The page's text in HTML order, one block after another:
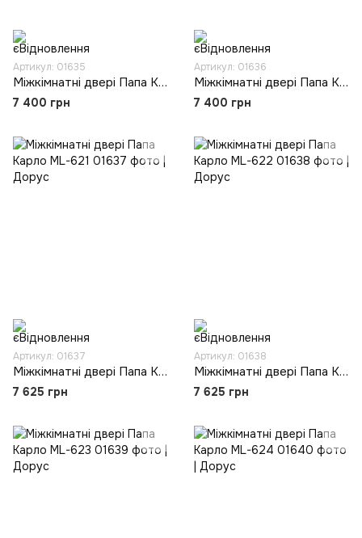
Артикул: 01635
Міжкімнатні двері Папа Карло ML-613
7 400 грн
Артикул: 01636
Міжкімнатні двері Папа Карло ML-614
7 400 грн
Артикул: 01637
Міжкімнатні двері Папа Карло ML-621
7 625 грн
Артикул: 01638
Міжкімнатні двері Папа Карло ML-622
7 625 грн